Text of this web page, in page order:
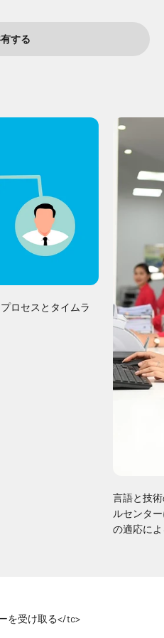
する
ロセスとタイムラ
言語と技
ルセンタ
の適応に
を受け取る</tc>